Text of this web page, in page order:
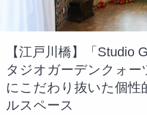
【江戸川橋】「Studio
タジオガーデンクォー
にこだわり抜いた個性
ルスペース